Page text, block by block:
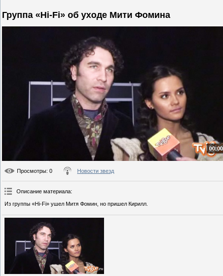
Группа «Hi-Fi» об уходе Мити Фомина
Просмотры: 0 Новости звезд
Описание материала:
Из группы «Hi-Fi» ушел Митя Фомин, но пришел Кирилл.